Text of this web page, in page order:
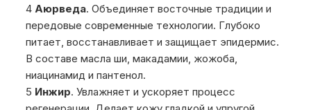
Аюрведа. Объединяет восточные традиции и
передовые современные технологии. Глубоко
питает, восстанавливает и защищает эпидермис.
В составе масла ши, макадамии, жожоба,
ниацинамид и пантенол.
Инжир. Увлажняет и ускоряет процесс